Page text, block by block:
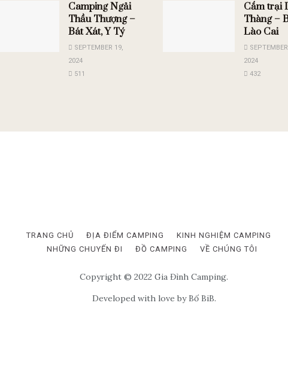
Camping Ngải
Thầu Thượng –
Bát Xát, Y Tý
SEPTEMBER 19,
2024
511
Cắm trại
Thàng –
Lào Cai
2024
432
TRANG CHỦ ĐỊA ĐIỂM CAMPING
KINH NGHIỆM CAMPING
NHỮNG CHUYẾN ĐI
ĐỒ CAMPING VỀ CHÚNG TÔI
Copyright © 2022 Gia Đình Camping.
Developed with love by Bố BiB.